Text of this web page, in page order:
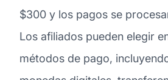
$300 y los pagos se
Los afiliados pueden elegir
métodos de pago,